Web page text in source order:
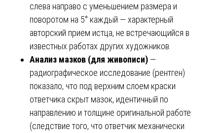
слева направо с уменьшением размера и
поворотом на 5° каждый — характерный
авторский прием истца, не встречающийся в
известных работах других художников.
Анализ мазков (для живописи) —
радиографическое исследование (рентген)
показало, что под верхним слоем краски
ответчика скрыт мазок, идентичный по
направлению и толщине оригинальной работе
(следствие того, что ответчик механически